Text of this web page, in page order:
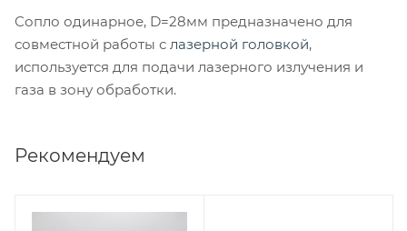
Сопло одинарное, D=28мм предназначено для
совместной работы с лазерной головкой,
используется для подачи лазерного излучения и
газа в зону обработки.
Рекомендуем